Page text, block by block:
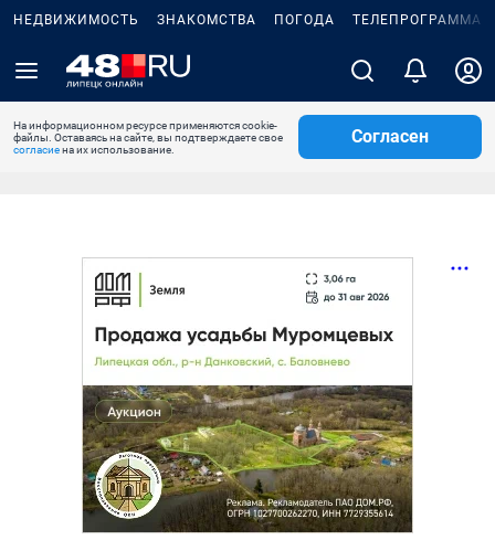
НЕДВИЖИМОСТЬ ЗНАКОМСТВА ПОГОДА ТЕЛЕПРОГРАММА
На информационном ресурсе применяются cookie-
файлы. Оставаясь на сайте, вы подтверждаете свое
согласиена их использование.
Согласен